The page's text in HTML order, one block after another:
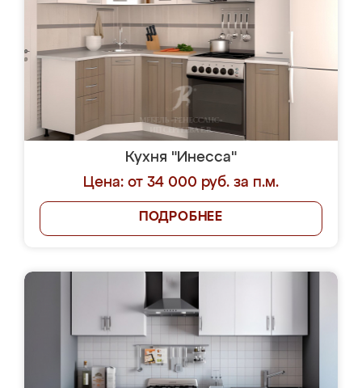
Кухня "Инесса"
Цена: от 34 000 руб. за п.м.
ПОДРОБНЕЕ